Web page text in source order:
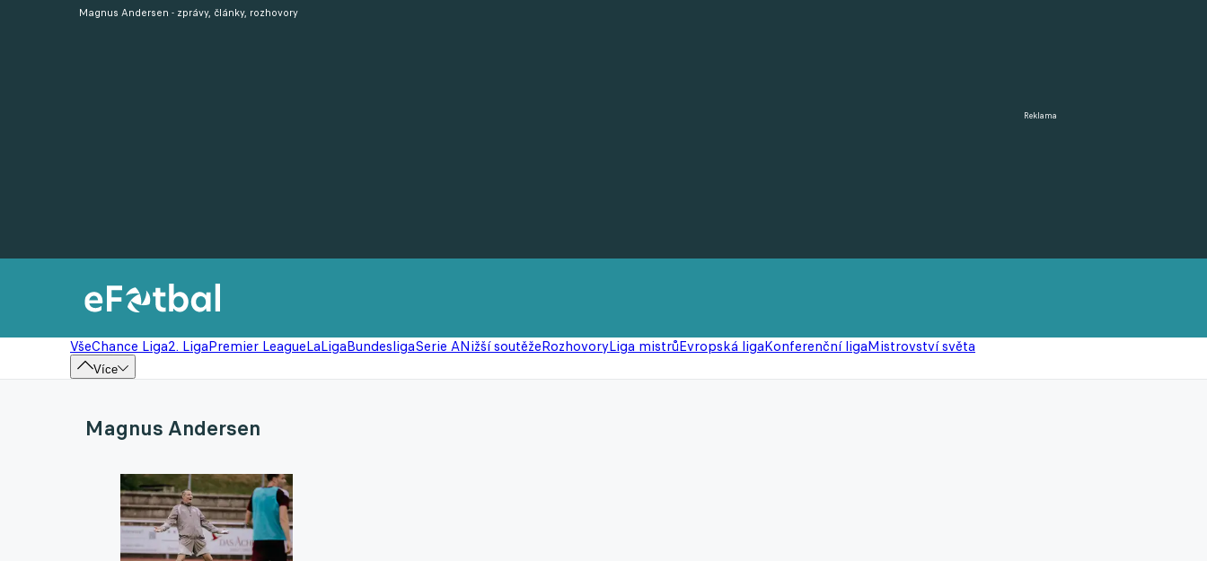
Reklama
VšeChance Liga2. LigaPremier LeagueLaLigaBundesligaSerie ANižší soutěžeRozhovoryLiga mistrůEvropská ligaKonferenční ligaMistrovství světa
Více
Magnus Andersen - zprávy, články, rozhovory
Magnus Andersen